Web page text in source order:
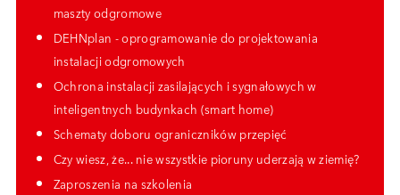
maszty odgromowe
DEHNplan - oprogramowanie do projektowania
instalacji odgromowych
Ochrona instalacji zasilających i sygnałowych w
inteligentnych budynkach (smart home)
Schematy doboru ograniczników przepięć
Czy wiesz, że... nie wszystkie pioruny uderzają w ziemię?
Zaproszenia na szkolenia